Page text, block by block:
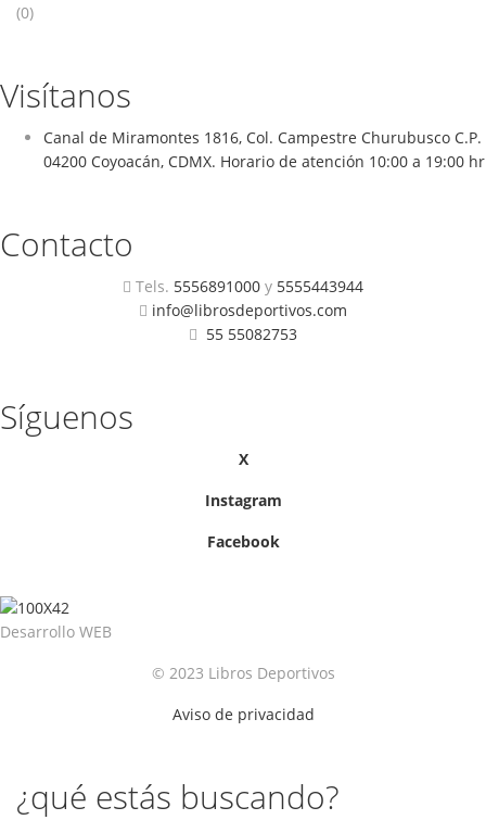
(0)
Visítanos
Canal de Miramontes 1816, Col. Campestre Churubusco C.P.
04200 Coyoacán, CDMX. Horario de atención 10:00 a 19:00 hr
Contacto
Tels. 5556891000 y 5555443944
info@librosdeportivos.com
55 55082753
Síguenos
X
Instagram
Facebook
Desarrollo WEB
© 2023 Libros Deportivos
Aviso de privacidad
¿qué estás buscando?